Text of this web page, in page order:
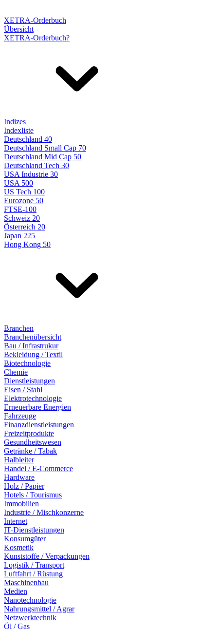
XETRA-Orderbuch
Übersicht
XETRA-Orderbuch?
Indizes
Indexliste
Deutschland 40
Deutschland Small Cap 70
Deutschland Mid Cap 50
Deutschland Tech 30
USA Industrie 30
USA 500
US Tech 100
Eurozone 50
FTSE-100
Schweiz 20
Österreich 20
Japan 225
Hong Kong 50
Branchen
Branchenübersicht
Bau / Infrastrukur
Bekleidung / Textil
Biotechnologie
Chemie
Dienstleistungen
Eisen / Stahl
Elektrotechnologie
Erneuerbare Energien
Fahrzeuge
Finanzdienstleistungen
Freizeitprodukte
Gesundheitswesen
Getränke / Tabak
Halbleiter
Handel / E-Commerce
Hardware
Holz / Papier
Hotels / Tourismus
Immobilien
Industrie / Mischkonzerne
Internet
IT-Dienstleistungen
Konsumgüter
Kosmetik
Kunststoffe / Verpackungen
Logistik / Transport
Luftfahrt / Rüstung
Maschinenbau
Medien
Nanotechnologie
Nahrungsmittel / Agrar
Netzwerktechnik
Öl / Gas